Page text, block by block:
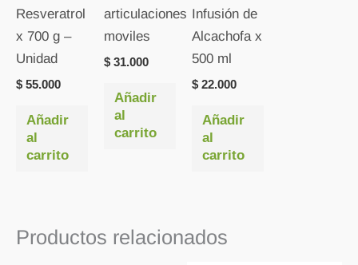
Resveratrol
x 700 g –
Unidad
$ 55.000
Añadir
al
carrito
articulaciones
moviles
$31.000
Añadir
al
carrito
Infusión de
Alcachofa x
500 ml
$22.000
Añadir
al
carrito
Productos relacionados